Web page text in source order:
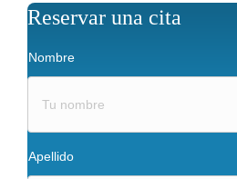
Reservar una cita
N
e
Nombre
Apellido